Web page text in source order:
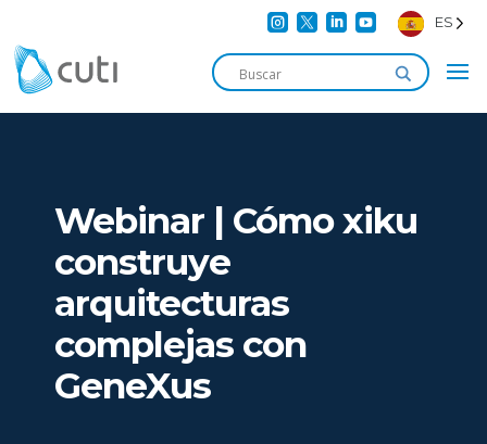
    ES
Webinar | Cómo xiku
construye
arquitecturas
complejas con
GeneXus